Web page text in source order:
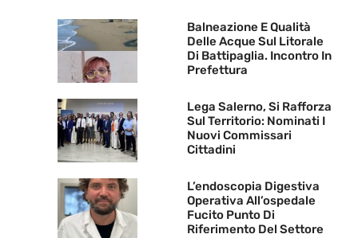
Balneazione E Qualità
Delle Acque Sul Litorale
Di Battipaglia. Incontro In
Prefettura
Lega Salerno, Si Rafforza
Sul Territorio: Nominati I
Nuovi Commissari
Cittadini
L’endoscopia Digestiva
Operativa All’ospedale
Fucito Punto Di
Riferimento Del Settore